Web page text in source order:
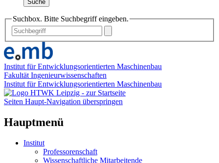
Suche
Suchbox. Bitte Suchbegriff eingeben.
Institut für Entwicklungsorientierten Maschinenbau
Fakultät Ingenieurwissenschaften
Institut für Entwicklungsorientierten Maschinenbau
Seiten Haupt-Navigation überspringen
Hauptmenü
Institut
Professorenschaft
Wissenschaftliche Mitarbeitende